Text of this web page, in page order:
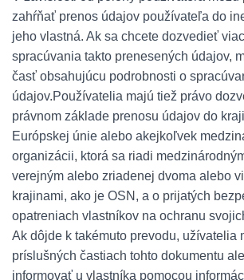
zahŕňať prenos údajov používateľa do
jeho vlastná. Ak sa chcete dozvedieť
spracúvania takto prenesených údajov,
časť obsahujúcu podrobnosti o
údajov.Používatelia majú tiež právo
právnom základe prenosu údajov do
Európskej únie alebo akejkoľvek
organizácii, ktorá sa riadi
verejným alebo zriadenej dvoma alebo
krajinami, ako je OSN, a o prijatých
opatreniach vlastníkov na ochranu
Ak dôjde k takémuto prevodu, užívatelia
príslušných častiach tohto dokumentu
informovať u vlastníka pomocou